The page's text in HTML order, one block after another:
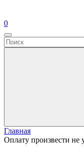
0
Главная
Оплату произвести не